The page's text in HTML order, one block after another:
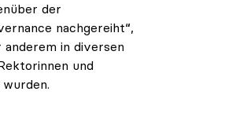
der
nachgereiht“,
in diversen
und